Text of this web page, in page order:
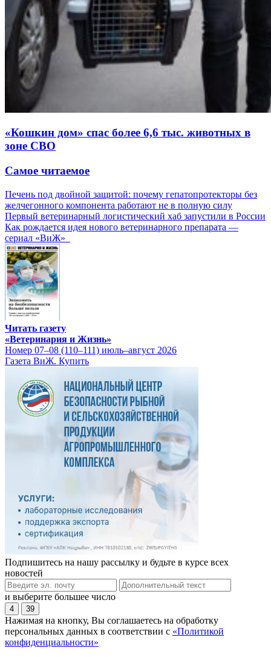
«Кошкин дом» спас более 6,6 тыс. животных в
зоне СВО
Самое читаемое
Печень под двойной защитой: почему гепатопротекторы без
желчегонного компонента работают не в полную силу
Первый ветеринарный логистический хаб запустили в России
Как рождается идея нового ветеринарного препарата —
сериал «ВиЖ»
Читать газету
«Ветеринария и Жизнь»
Номер 07–08 (110–111) июль–август 2026
Газета ВиЖ. Купить
Подпишитесь на нашу рассылку и будьте в курсе всех
новостей
и выберите большее число
4 39
Нажимая на кнопку, Вы соглашаетесь на обработку
персональных данных в соответствии с «Политикой
конфиденциальности»